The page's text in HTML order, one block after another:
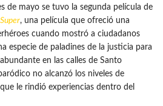
de mayo se tuvo la segunda película de
, una película que ofreció una
cuando mostró a ciudadanos
especie de paladines de la justicia para
en las calles de Santo
no alcanzó los niveles de
le rindió experiencias dentro del